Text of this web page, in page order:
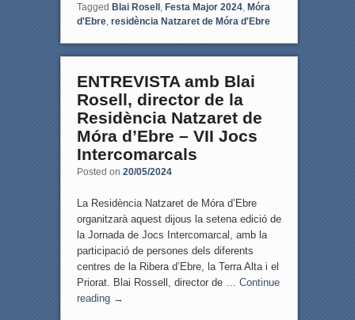
Tagged Blai Rosell , Festa Major 2024, Móra
d'Ebre, residència Natzaret de Móra d'Ebre
ENTREVISTA amb Blai
Rosell, director de la
Residència Natzaret de
Móra d’Ebre – VII Jocs
Intercomarcals
Posted on 20/05/2024
La Residència Natzaret de Móra d’Ebre
organitzarà aquest dijous la setena edició de
la Jornada de Jocs Intercomarcal, amb la
participació de persones dels diferents
centres de la Ribera d’Ebre, la Terra Alta i el
Priorat. Blai Rossell, director de … Continue
reading →